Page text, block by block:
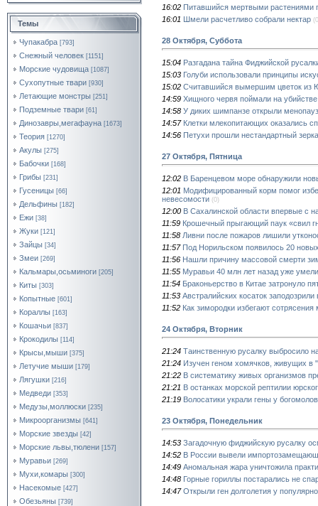
Темы
Чупакабра [793]
Снежный человек [1151]
Морские чудовища [1087]
Сухопутные твари [930]
Летающие монстры [251]
Подземные твари [61]
Динозавры,мегафауна [1673]
Теория [1270]
Акулы [275]
Бабочки [168]
Грибы [231]
Гусеницы [66]
Дельфины [182]
Ежи [38]
Жуки [121]
Зайцы [34]
Змеи [269]
Кальмары,осьминоги [205]
Киты [303]
Копытные [601]
Кораллы [163]
Кошачьи [837]
Крокодилы [114]
Крысы,мыши [375]
Летучие мыши [179]
Лягушки [216]
Медведи [353]
Медузы,моллюски [235]
Микроорганизмы [641]
Морские звезды [42]
Морские львы,тюлени [157]
Муравьи [269]
Мухи,комары [300]
Насекомые [427]
Обезьяны [739]
16:02 Питавшийся мертвыми растениями
16:01 Шмели расчетливо собрали нектар
28 Октября, Суббота
15:04 Разгадана тайна Фиджийской
15:03 Голуби использовали принципы
15:02 Считавшийся вымершим цветок из
14:59 Хищного червя поймали на
14:58 У диких шимпанзе открыли
14:57 Клетки млекопитающих оказались
14:56 Петухи прошли нестандартный
27 Октября, Пятница
12:02 В Баренцевом море обнаружили
12:01 Модифицированный корм помог
невесомости (0)
12:00 В Сахалинской области впервые с
11:59 Крошечный прыгающий паук «свил
11:58 Ливни после пожаров лишили
11:57 Под Норильском появилось 20
11:56 Нашли причину массовой смерти
11:55 Муравьи 40 млн лет назад уже
11:54 Браконьерство в Китае затронуло
11:53 Австралийских косаток
11:52 Как зимородки избегают
24 Октября, Вторник
21:24 Таинственную русалку выбросило
21:24 Изучен геном хомячков, живущих в
21:22 В систематику живых организмов
21:21 В останках морской рептилии
21:19 Волосатики украли гены у богомолов
23 Октября, Понедельник
14:53 Загадочную фиджийскую русалку
14:52 В России вывели
14:49 Аномальная жара уничтожила
14:48 Горные гориллы постарались не
14:47 Открыли ген долголетия у